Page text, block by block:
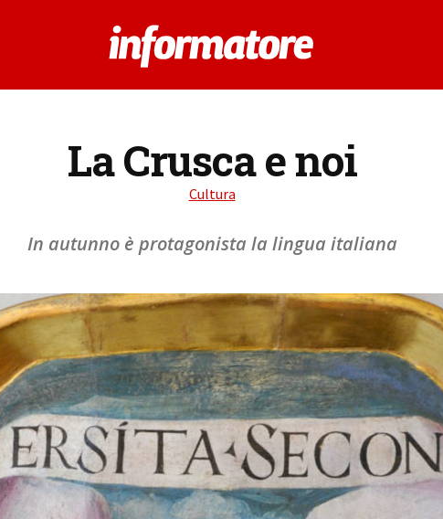
La Crusca e noi
Cultura
In autunno è protagonista la lingua italiana